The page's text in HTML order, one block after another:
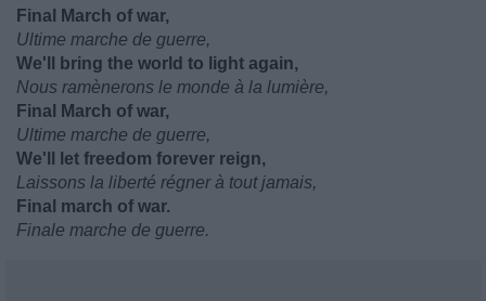
Final March of war,
Ultime marche de guerre,
We'll bring the world to light again,
Nous ramènerons le monde à la lumière,
Final March of war,
Ultime marche de guerre,
We'll let freedom forever reign,
Laissons la liberté régner à tout jamais,
Final march of war.
Finale marche de guerre.